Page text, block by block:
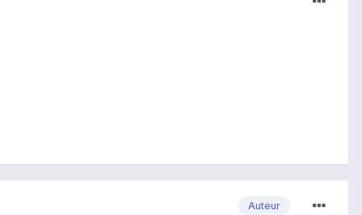
Auteur